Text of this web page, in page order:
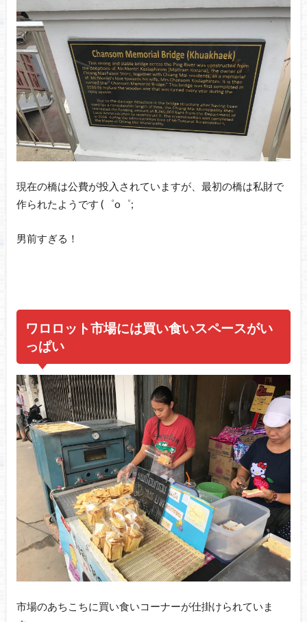
現在の橋は公費が投入されていますが、最初の橋は私財で
作られたようです (゜o゜;
男前すぎる！
ワロロット市場には買い食いスペースがい
っぱい
市場のあちこちに買い食いコーナーが仕掛けられていま